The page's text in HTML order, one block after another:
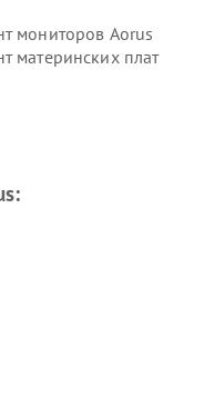
мониторов Aorus
материнских плат